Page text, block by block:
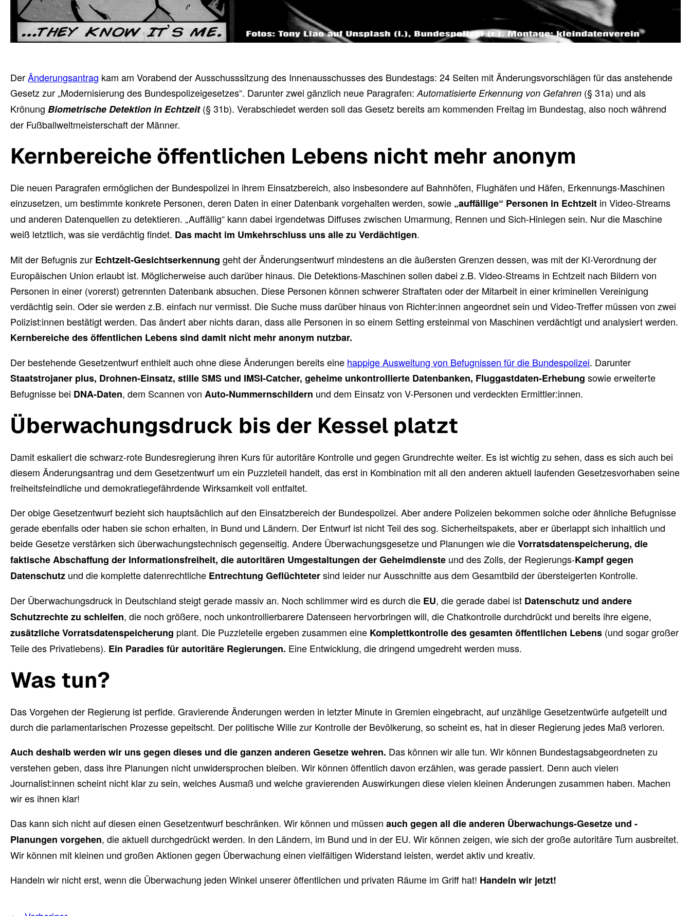
DerÄnderungsantrag kam am Vorabend der Ausschusssitzung des Innenausschusses des Bundestags: 24 Seiten mit Änderungsvorschlägen für das anstehende
Gesetz zur „Modernisierung des Bundespolizeigesetzes“. Darunter zwei gänzlich neue Paragrafen: Automatisierte Erkennung von Gefahren (§ 31a) und als
Krönung Biometrische Detektion in Echtzeit(§ 31b). Verabschiedet werden soll das Gesetz bereits am kommenden Freitag im Bundestag, also noch während
der Fußballweltmeisterschaft der Männer.
Kernbereiche öffentlichen Lebens nicht mehr anonym
Die neuen Paragrafen ermöglichen der Bundespolizei in ihrem Einsatzbereich, also insbesondere auf Bahnhöfen, Flughäfen und Häfen, Erkennungs-Maschinen
einzusetzen, um bestimmte konkrete Personen, deren Daten in einer Datenbank vorgehalten werden, sowie „auffällige“ Personen in Echtzeit in Video-Streams
und anderen Datenquellen zu detektieren. „Auffällig“ kann dabei irgendetwas Diffuses zwischen Umarmung, Rennen und Sich-Hinlegen sein. Nur die Maschine
weiß letztlich, was sie verdächtig findet. Das macht im Umkehrschluss uns alle zu Verdächtigen.
Mit der Befugnis zur Echtzeit-Gesichtserkennung geht der Änderungsentwurf mindestens an die äußersten Grenzen dessen, was mit der KI-Verordnung der
Europäischen Union erlaubt ist. Möglicherweise auch darüber hinaus. Die Detektions-Maschinen sollen dabei z.B. Video-Streams in Echtzeit nach Bildern von
Personen in einer (vorerst) getrennten Datenbank absuchen. Diese Personen können schwerer Straftaten oder der Mitarbeit in einer kriminellen Vereinigung
verdächtig sein. Oder sie werden z.B. einfach nur vermisst. Die Suche muss darüber hinaus von Richter:innen angeordnet sein und Video-Treffer müssen von zwei
Polizist:innen bestätigt werden. Das ändert aber nichts daran, dass alle Personen in so einem Setting ersteinmal von Maschinen verdächtigt und analysiert werden.
Kernbereiche des öffentlichen Lebens sind damit nicht mehr anonym nutzbar.
Der bestehende Gesetzentwurf enthielt auch ohne diese Änderungen bereits eine happige Ausweitung von Befugnissen für die Bundespolizei. Darunter
Staatstrojaner plus, Drohnen-Einsatz, stille SMS und IMSI-Catcher, geheime unkontrollierte Datenbanken, Fluggastdaten-Erhebung sowie erweiterte
Befugnisse bei DNA-Daten, dem Scannen von Auto-Nummernschildern und dem Einsatz von V-Personen und verdeckten Ermittler:innen.
Überwachungsdruck bis der Kessel platzt
Damit eskaliert die schwarz-rote Bundesregierung ihren Kurs für autoritäre Kontrolle und gegen Grundrechte weiter. Es ist wichtig zu sehen, dass es sich auch bei
diesem Änderungsantrag und dem Gesetzentwurf um ein Puzzleteil handelt, das erst in Kombination mit all den anderen aktuell laufenden Gesetzesvorhaben seine
freiheitsfeindliche und demokratiegefährdende Wirksamkeit voll entfaltet.
Der obige Gesetzentwurf bezieht sich hauptsächlich auf den Einsatzbereich der Bundespolizei. Aber andere Polizeien bekommen solche oder ähnliche Befugnisse
gerade ebenfalls oder haben sie schon erhalten, in Bund und Ländern. Der Entwurf ist nicht Teil des sog. Sicherheitspakets, aber er überlappt sich inhaltlich und
beide Gesetze verstärken sich überwachungstechnisch gegenseitig. Andere Überwachungsgesetze und Planungen wie dieVorratsdatenspeicherung, die
faktische Abschaffung der Informationsfreiheit, die autoritären Umgestaltungen der Geheimdienste und des Zolls, der Regierungs-Kampf gegen
Datenschutz und die komplette datenrechtliche Entrechtung Geflüchtetersind leider nur Ausschnitte aus dem Gesamtbild der übersteigerten Kontrolle.
Der Überwachungsdruck in Deutschland steigt gerade massiv an. Noch schlimmer wird es durch die EU, die gerade dabei ist Datenschutz und andere
Schutzrechte zu schleifen, die noch größere, noch unkontrollierbarere Datenseen hervorbringen will, die Chatkontrolle durchdrückt und bereits ihre eigene,
zusätzliche Vorratsdatenspeicherung plant. Die Puzzleteile ergeben zusammen eine Komplettkontrolle des gesamten öffentlichen Lebens (und sogar großer
Teile des Privatlebens). Ein Paradies für autoritäre Regierungen. Eine Entwicklung, die dringend umgedreht werden muss.
Was tun?
Das Vorgehen der Regierung ist perfide. Gravierende Änderungen werden in letzter Minute in Gremien eingebracht, auf unzählige Gesetzentwürfe aufgeteilt und
durch die parlamentarischen Prozesse gepeitscht. Der politische Wille zur Kontrolle der Bevölkerung, so scheint es, hat in dieser Regierung jedes Maß verloren.
Auch deshalb werden wir uns gegen dieses und die ganzen anderen Gesetze wehren. Das können wir alle tun. Wir können Bundestagsabgeordneten zu
verstehen geben, dass ihre Planungen nicht unwidersprochen bleiben. Wir können öffentlich davon erzählen, was gerade passiert. Denn auch vielen
Journalist:innen scheint nicht klar zu sein, welches Ausmaß und welche gravierenden Auswirkungen diese vielen kleinen Änderungen zusammen haben. Machen
wir es ihnen klar!
Das kann sich nicht auf diesen einen Gesetzentwurf beschränken. Wir können und müssen auch gegen all die anderen Überwachungs-Gesetze und -
Planungen vorgehen, die aktuell durchgedrückt werden. In den Ländern, im Bund und in der EU. Wir können zeigen, wie sich der große autoritäre Turn ausbreitet.
Wir können mit kleinen und großen Aktionen gegen Überwachung einen vielfältigen Widerstand leisten, werdet aktiv und kreativ.
Handeln wir nicht erst, wenn die Überwachung jeden Winkel unserer öffentlichen und privaten Räume im Griff hat! Handeln wir jetzt!